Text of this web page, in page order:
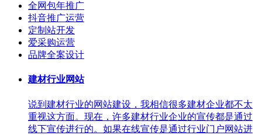
全网包年推广
抖音推广运营
定制站开发
爱采购运营
品牌全案设计
建材行业网站
说到建材行业的网站建设，我相信很多建材企业都不太
重视这方面。现在，许多建材行业企业的宣传都是通过
线下宣传进行的。如果在线宣传是通过行业门户网站进